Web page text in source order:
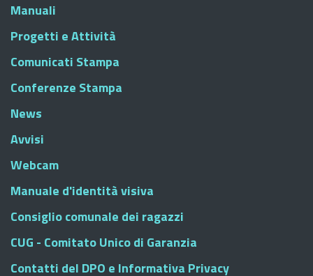
Manuali
Progetti e Attività
Comunicati Stampa
Conferenze Stampa
News
Avvisi
Webcam
Manuale d'identità visiva
Consiglio comunale dei ragazzi
CUG - Comitato Unico di Garanzia
Contatti del DPO e Informativa Privacy